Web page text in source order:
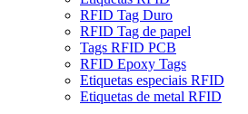
RFID Tag Duro
RFID Tag de papel
Tags RFID PCB
RFID Epoxy Tags
Etiquetas especiais RFID
Etiquetas de metal RFID